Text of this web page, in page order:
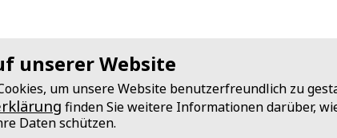
unserer Website
um unsere Website benutzerfreundlich zu
finden Sie weitere Informationen darüber,
Daten schützen.